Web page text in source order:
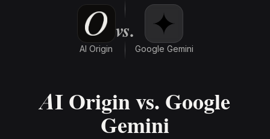
AI Origin
vs.
Google Gemini
AI Origin vs. Google
Gemini